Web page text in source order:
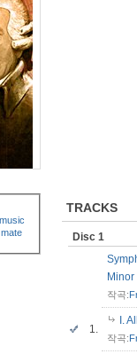
TRACKS
Disc 1
작곡:
1.
I.
작곡: